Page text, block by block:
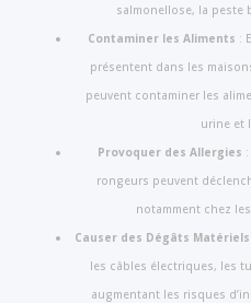
salmonellose, la peste
Contaminer les Aliments :
présentent dans les
peuvent contaminer les
urine et
Provoquer des Allergies
rongeurs peuvent
notamment chez
Causer des Dégâts Matériels
les câbles électriques, les
augmentant les risques